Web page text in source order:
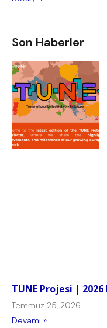
Son Haberler
TUNE Projesi |
Temmuz 25, 2026
Devamı »